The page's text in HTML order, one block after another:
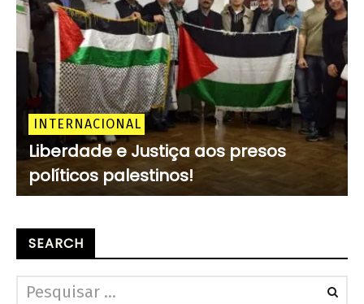
INTERNACIONAL
Liberdade e Justiça aos presos
políticos palestinos!
SEARCH